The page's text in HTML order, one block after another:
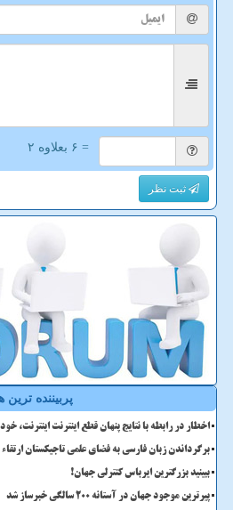
= ۶ بعلاوه ۲
ثبت نظر
پربیننده ترین
اخطار در رابطه با نتایج پنهان قطع اینترنت اینترنت،
برگرداندن زبان فارسی به فضای علمی تاجیکستان
ببینید بزرگترین ایرباس کنترلی جهان!
پیرترین موجود جهان در آستانه ۲۰۰ سالگی خبرساز شد